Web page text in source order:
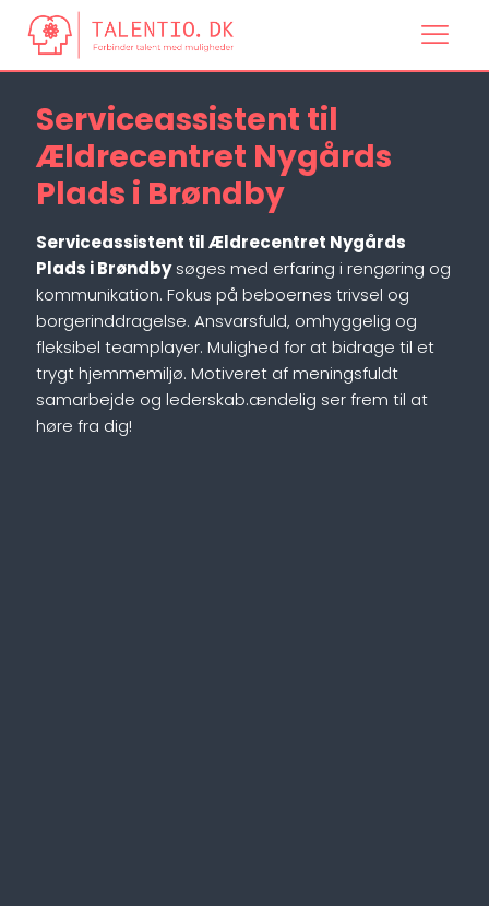
Serviceassistent til
Ældrecentret Nygårds
Plads i Brøndby
Serviceassistent til Ældrecentret Nygårds
Plads i Brøndbysøges med erfaring i rengøring og
kommunikation. Fokus på beboernes trivsel og
borgerinddragelse. Ansvarsfuld, omhyggelig og
fleksibel teamplayer. Mulighed for at bidrage til et
trygt hjemmemiljø. Motiveret af meningsfuldt
samarbejde og lederskab.ændelig ser frem til at
høre fra dig!